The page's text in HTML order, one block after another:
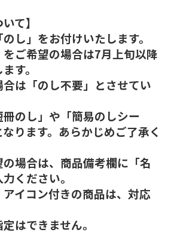
て】
し」をお付けいたします。
ご希望の場合は7月上旬以降
す。
は「のし不要」とさせてい
のし」や「簡易のしシー
ります。あらかじめご了承く
場合は、商品備考欄に「名
ください。
イコン付きの商品は、対応
はできません。